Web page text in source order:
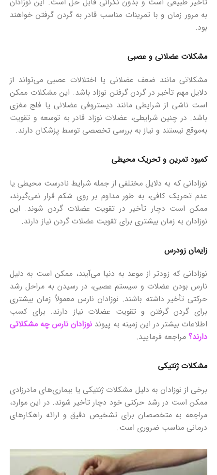
به مرور زمان و با تمرینات مناسب قادر به گردن گرفتن خواهند
بود.
مشکلات عضلانی و عصبی
مشکلاتی مانند ضعف عضلانی یا اختلالات عصبی می‌تواند از
دلایل مهم تأخیر در گردن گرفتن نوزاد باشد. این مشکلات ممکن
است ناشی از شرایطی مانند دیستروفی عضلانی یا فلج مغزی
باشد. در چنین شرایطی، عضلات نوزاد قادر به توسعه و تقویت
به‌موقع نیستند و نیاز به بررسی تخصصی توسط پزشکان دارند.
کمبود تمرین و تحریک محیطی
نوزادانی که به دلایل مختلفی از جمله شرایط نادرست محیطی یا
عدم تحریک کافی، به طور مداوم بر روی شکم قرار نمی‌گیرند،
ممکن است دچار تأخیر در تقویت عضلات گردن شوند. این
نوزادان به زمان بیشتری برای تقویت عضلات گردن نیاز دارند.
زایمان زودرس
نوزادانی که زودتر از موعد به دنیا می‌آیند، ممکن است به دلیل
نارس بودن عضلات و سیستم عصبی، در رسیدن به مراحل رشد
حرکتی تأخیر داشته باشند. نوزادان نارس معمولاً زمان بیشتری
برای گردن گرفتن و تقویت عضلات نیاز دارند. برای کسب
اطلاعات بیشتر در این زمینه به پیوند نوزادان نارس چه مشکلاتی
دارند؟ مراجعه فرمایید.
مشکلات ژنتیکی
برخی از نوزادان به دلیل مشکلات ژنتیکی یا بیماری‌های مادرزادی
ممکن است در رشد حرکتی خود دچار تأخیر شوند. در این موارد،
مراجعه به متخصصان برای تشخیص دقیق و ارائه راهکارهای
درمانی مناسب ضروری است.